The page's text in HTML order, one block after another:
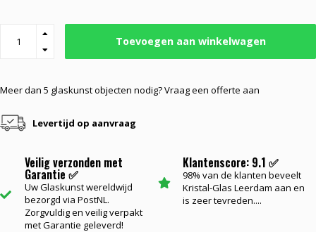
Toevoegen aan winkelwagen
Meer dan 5 glaskunst objecten nodig? Vraag een offerte aan
Levertijd op aanvraag
Veilig verzonden met
Garantie ✅
Uw Glaskunst wereldwijd
bezorgd via PostNL.
Zorgvuldig en veilig verpakt
met Garantie geleverd!
Klantenscore: 9.1 ✅
98% van de klanten beveelt
Kristal-Glas Leerdam aan en
is zeer tevreden....